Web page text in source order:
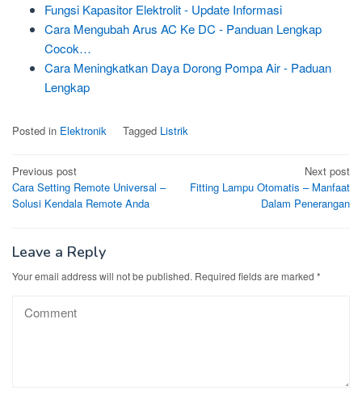
Fungsi Kapasitor Elektrolit - Update Informasi
Cara Mengubah Arus AC Ke DC - Panduan Lengkap
Cocok…
Cara Meningkatkan Daya Dorong Pompa Air - Paduan
Lengkap
Posted in Elektronik Tagged Listrik
Post
navigation
Previous post
Cara Setting Remote Universal –
Solusi Kendala Remote Anda
Next post
Fitting Lampu Otomatis – Manfaat
Dalam Penerangan
Leave a Reply
Your email address will not be published. Required fields are marked *